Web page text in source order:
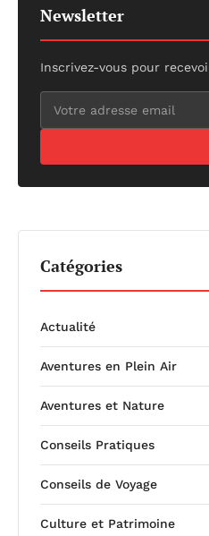
Newsletter
Inscrivez-vous pour
Catégories
Actualité
Aventures en Plein Air
Aventures et Nature
Conseils Pratiques
Conseils de Voyage
Culture et Patrimoine